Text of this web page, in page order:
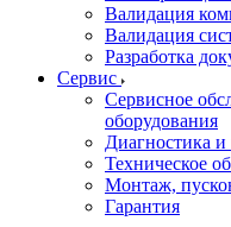
Валидация
Валидация
Разработка
Cервис
Сервисное
оборудования
Диагностика
Техническое
Монтаж,
Гарантия